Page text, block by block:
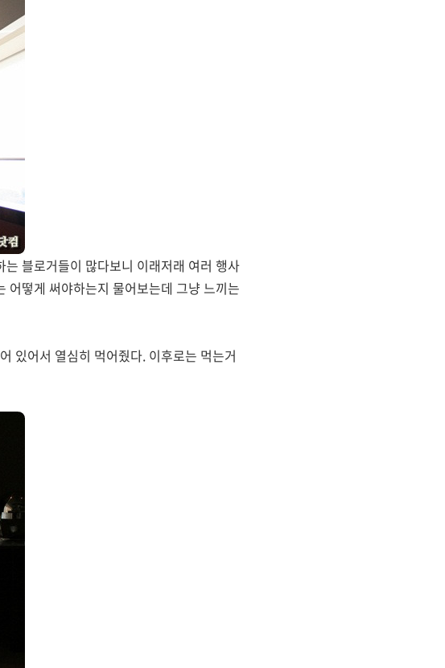
블로거들이 많다보니 이래저래 여러 행사
어떻게 써야하는지 물어보는데 그냥 느끼는
있어서 열심히 먹어줬다. 이후로는 먹는거